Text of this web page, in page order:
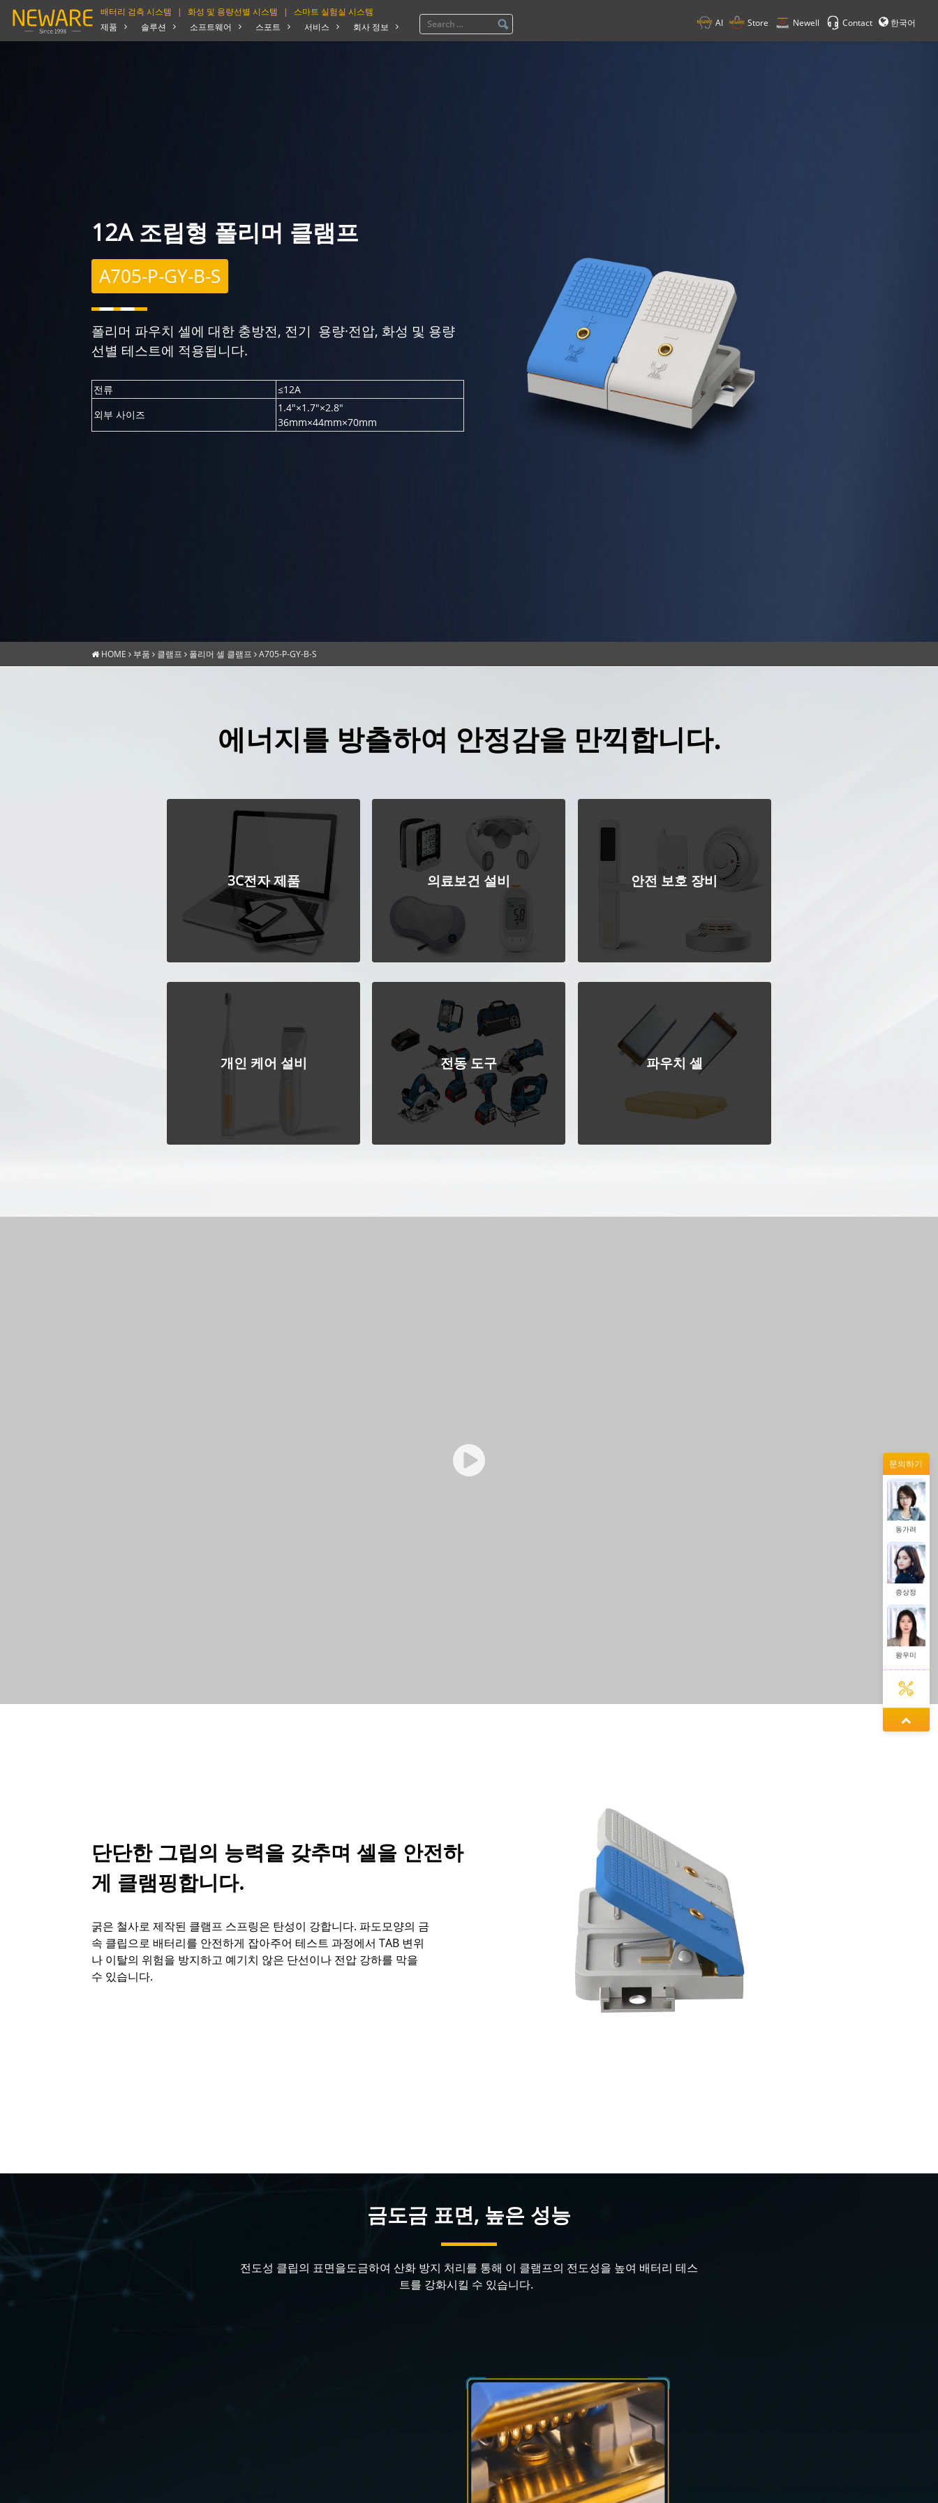
AI Store Newell Contact 한국어
배터리 검측 시스템 | 화성 및 용량선별 시스템 |
스마트 실험실 시스템
제품
솔루션 소프트웨어 스포트 서비스 회사 정보
12A 조립형 폴리머 클램프
A705-P-GY-B-S
폴리머 파우치 셀에 대한 충방전, 전기 용량·전압, 화성 및 용량
선별 테스트에 적용됩니다.
전류
≤12A
외부 사이즈
1.4"×1.7"×2.8"
36mm×44mm×70mm
HOME 부품 클램프 폴리머 셀 클램프 A705-P-GY-B-S
에너지를 방츨하여 안정감을 만끽합니다.
3C전자 제품 의료보건 설비 안전 보호 장비
개인 케어 설비 전동 도구 파우치 셀
단단한 그립의 능력을 갖추며 셀을 안전하
게 클램핑합니다.
굵은 철사로 제작된 클램프 스프링은 탄성이 강합니다. 파도모양의 금
속 클립으로 배터리를 안전하게 잡아주어 테스트 과정에서 TAB 변위
나 이탈의 위험을 방지하고 예기치 않은 단선이나 전압 강하를 막을
수 있습니다.
금도금 표면, 높은 성능
전도성 클립의 표면을도금하여 산화 방지 처리를 통해 이 클램프의 전도성을 높여 배터리 테스
트를 강화시킬 수 있습니다.
문의하기
동가려
증상정
왕우미
정겨울
동가려